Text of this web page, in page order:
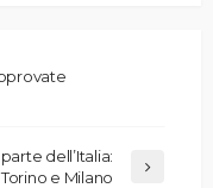
dell’Italia:
e Milano